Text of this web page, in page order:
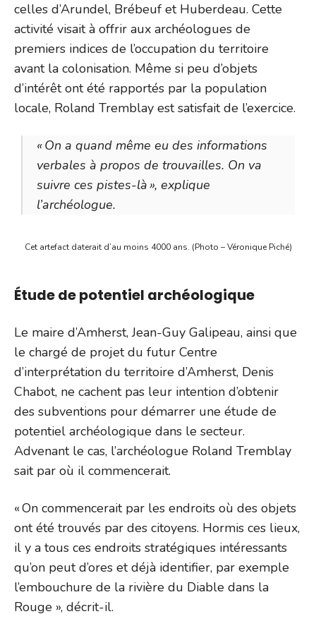
celles d’Arundel, Brébeuf et Huberdeau. Cette
activité visait à offrir aux archéologues de
premiers indices de l’occupation du territoire
avant la colonisation. Même si peu d’objets
d’intérêt ont été rapportés par la population
locale, Roland Tremblay est satisfait de l’exercice.
« On a quand même eu des informations
verbales à propos de trouvailles. On va
suivre ces pistes-là », explique
l’archéologue.
Cet artefact daterait d’au moins 4000 ans. (Photo – Véronique Piché)
Étude de potentiel archéologique
Le maire d’Amherst, Jean-Guy Galipeau, ainsi que
le chargé de projet du futur Centre
d’interprétation du territoire d’Amherst, Denis
Chabot, ne cachent pas leur intention d’obtenir
des subventions pour démarrer une étude de
potentiel archéologique dans le secteur.
Advenant le cas, l’archéologue Roland Tremblay
sait par où il commencerait.
« On commencerait par les endroits où des objets
ont été trouvés par des citoyens. Hormis ces lieux,
il y a tous ces endroits stratégiques intéressants
qu’on peut d’ores et déjà identifier, par exemple
l’embouchure de la rivière du Diable dans la
Rouge », décrit-il.